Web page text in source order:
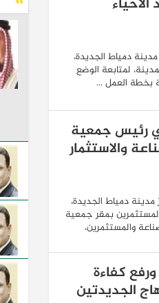
دمياط الجديدة،
لمتابعة الوضع
بخطة العمل ...
رئيس جمعية
والاستثمار
دمياط الجديدة،
بمقر جمعية
والمستثمرين،
كفاءة
الجديدتين